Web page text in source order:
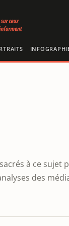
à ce
des